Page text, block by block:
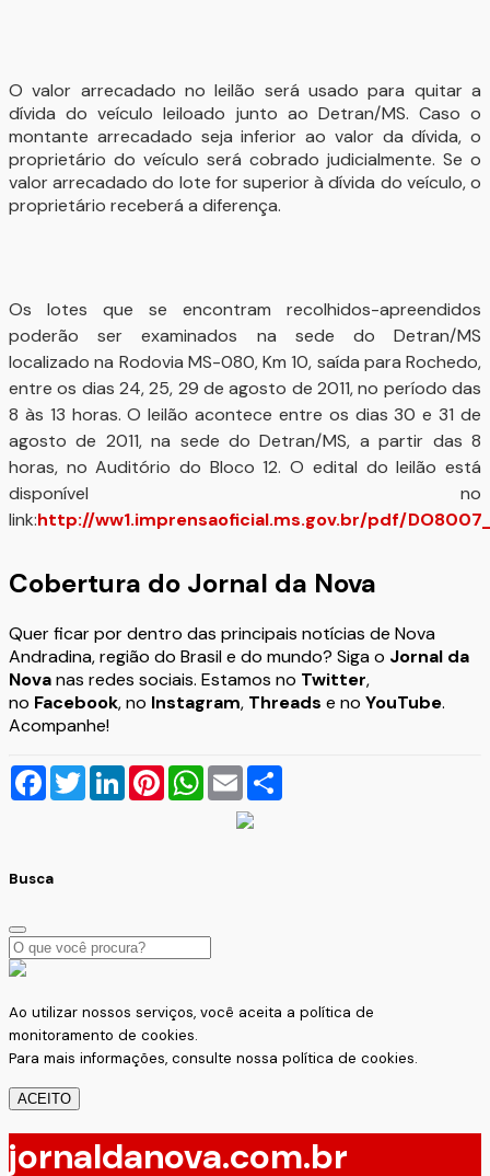
O valor arrecadado no leilão será usado para quitar a
dívida do veículo leiloado junto ao Detran/MS. Caso o
montante arrecadado seja inferior ao valor da dívida, o
proprietário do veículo será cobrado judicialmente. Se o
valor arrecadado do lote for superior à dívida do veículo, o
proprietário receberá a diferença.
Os lotes que se encontram recolhidos-apreendidos
poderão ser examinados na sede do Detran/MS
localizado na Rodovia MS-080, Km 10, saída para Rochedo,
entre os dias 24, 25, 29 de agosto de 2011, no período das
8 às 13 horas. O leilão acontece entre os dias 30 e 31 de
agosto de 2011, na sede do Detran/MS, a partir das 8
horas, no Auditório do Bloco 12. O edital do leilão está
disponível no
link:http://ww1.imprensaoficial.ms.gov.br/pdf/
Cobertura do Jornal da Nova
Quer ficar por dentro das principais notícias de Nova
Andradina, região do Brasil e do mundo? Siga o Jornal da
Novanas redes sociais. Estamos no Twitter,
no Facebook, no Instagram, Threads e no YouTube.
Acompanhe!
Facebook
TwitterLinkedInPinterestWhatsApp
Email
Busca
Ao utilizar nossos serviços, você aceita a política de
monitoramento de cookies.
Para mais informações, consulte nossa política de cookies.
ACEITO
jornaldanova.com.br